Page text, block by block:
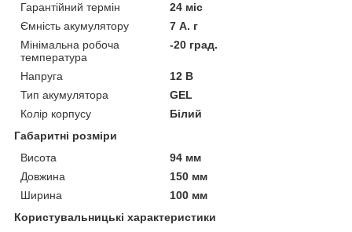
Гарантійний термін
24 міс
Ємність акумулятору
7 А. г
Мінімальна робоча
температура
-20 град.
Напруга
12 В
Тип акумулятора
GEL
Колір корпусу
Білий
Габаритні розміри
Висота
94 мм
Довжина
150 мм
Ширина
100 мм
Користувальницькі характеристики